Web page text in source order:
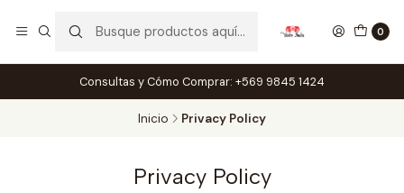
0
Consultas y Cómo Comprar: +569 9845 1424
Inicio Privacy Policy
Privacy Policy